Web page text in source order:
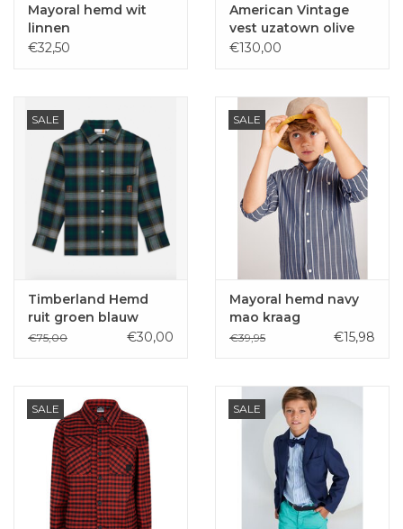
Mayoral hemd wit
linnen
€32,50
American Vintage
vest uzatown olive
€130,00
SALE
Timberland Hemd
ruit groen blauw
€75,00 €30,00
SALE
Mayoral hemd navy
mao kraag
€39,95 €15,98
SALE SALE